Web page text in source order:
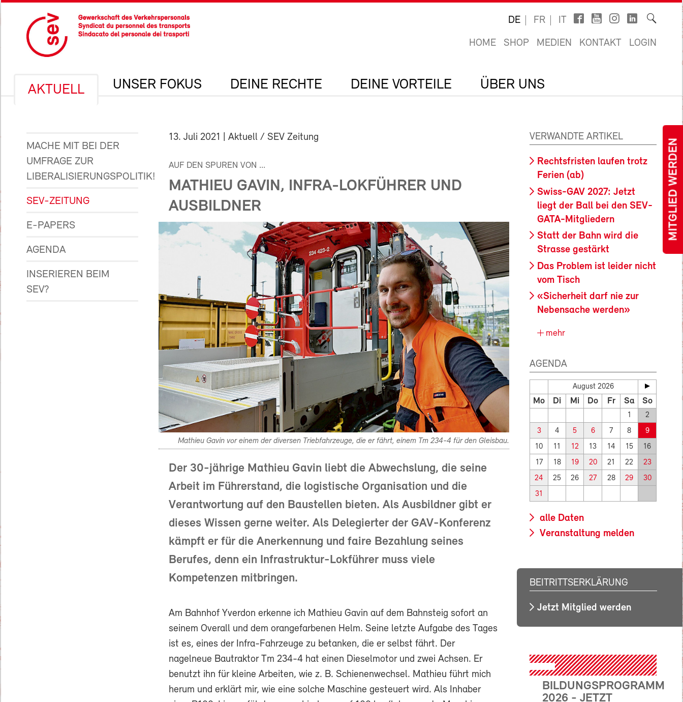
MITGLIED WERDEN
DE FR IT
HOME SHOP MEDIEN KONTAKT LOGIN
AKTUELL UNSER FOKUS DEINE RECHTE DEINE VORTEILE ÜBER UNS
MACHE MIT BEI DER
UMFRAGE ZUR
LIBERALISIERUNGSPOLITIK!
SEV-ZEITUNG
E-PAPERS
AGENDA
INSERIEREN BEIM
SEV?
13. Juli 2021 | Aktuell / SEV Zeitung
AUF DEN SPUREN VON ...
MATHIEU GAVIN, INFRA-LOKFÜHRER UND
AUSBILDNER
Mathieu Gavin vor einem der diversen Triebfahrzeuge, die er fährt, einem Tm 234-4 für den Gleisbau.
Der 30-jährige Mathieu Gavin liebt die Abwechslung, die seine
Arbeit im Führerstand, die logistische Organisation und die
Verantwortung auf den Baustellen bieten. Als Ausbildner gibt er
dieses Wissen gerne weiter. Als Delegierter der GAV-Konferenz
kämpft er für die Anerkennung und faire Bezahlung seines
Berufes, denn ein Infrastruktur-Lokführer muss viele
Kompetenzen mitbringen.
Am Bahnhof Yverdon erkenne ich Mathieu Gavin auf dem Bahnsteig sofort an
seinem Overall und dem orangefarbenen Helm. Seine letzte Aufgabe des Tages
ist es, eines der Infra-Fahrzeuge zu betanken, die er selbst fährt. Der
nagelneue Bautraktor Tm 234-4 hat einen Dieselmotor und zwei Achsen. Er
benutzt ihn für kleine Arbeiten, wie z. B. Schienenwechsel. Mathieu führt mich
herum und erklärt mir, wie eine solche Maschine gesteuert wird. Als Inhaber
VERWANDTE ARTIKEL
Rechtsfristen laufen trotz
Ferien (ab)
Swiss-GAV 2027: Jetzt
liegt der Ball bei den SEV-
GATA-Mitgliedern
Statt der Bahn wird die
Strasse gestärkt
Das Problem ist leider nicht
vom Tisch
«Sicherheit darf nie zur
Nebensache werden»
mehr
AGENDA
August 2026
Mo Di Mi Do Fr Sa So
1 2
3 4 5 6 7 8 9
10 11 12 13 14 15 16
17 18 19 20 21 22 23
24 25 26 27 28 29 30
31
alle Daten
Veranstaltung melden
BEITRITTSERKLÄRUNG
Jetzt Mitglied werden
BILDUNGSPROGRAMM
2026 - JETZT